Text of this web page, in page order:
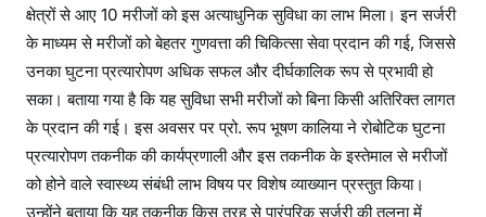
क्षेत्रों से आए 10 मरीजों को इस अत्याधुनिक सुविधा का लाभ मिला। इन सर्जरी
के माध्यम से मरीजों को बेहतर गुणवत्ता की चिकित्सा सेवा प्रदान की गई, जिससे
उनका घुटना प्रत्यारोपण अधिक सफल और दीर्घकालिक रूप से प्रभावी हो
सका। बताया गया है कि यह सुविधा सभी मरीजों को बिना किसी अतिरिक्त लागत
के प्रदान की गई। इस अवसर पर प्रो. रूप भूषण कालिया ने रोबोटिक घुटना
प्रत्यारोपण तकनीक की कार्यप्रणाली और इस तकनीक के इस्तेमाल से मरीजों
को होने वाले स्वास्थ्य संबंधी लाभ विषय पर विशेष व्याख्यान प्रस्तुत किया।
उन्होंने बताया कि यह तकनीक किस तरह से पारंपरिक सर्जरी की तुलना में